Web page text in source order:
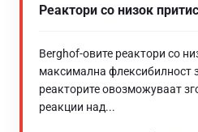
Реактори со низок
Berghof-овите реактори со
максимална флексибилност
реакторите овозможуваат
реакции над...